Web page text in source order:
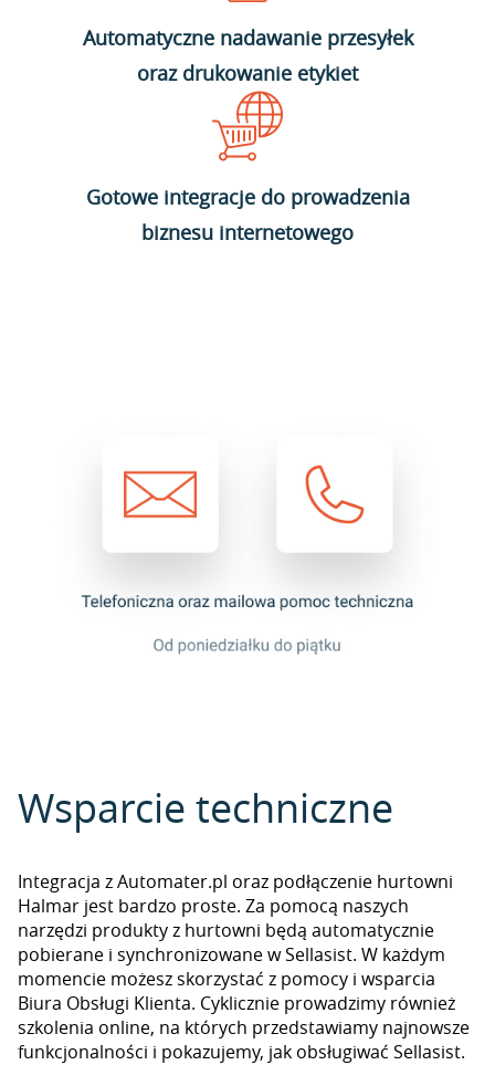
Automatyczne nadawanie przesyłek
oraz drukowanie etykiet
Gotowe integracje do prowadzenia
biznesu internetowego
Wsparcie techniczne
Integracja z Automater.pl oraz podłączenie hurtowni
Halmar jest bardzo proste. Za pomocą naszych
narzędzi produkty z hurtowni będą automatycznie
pobierane i synchronizowane w Sellasist. W każdym
momencie możesz skorzystać z pomocy i wsparcia
Biura Obsługi Klienta. Cyklicznie prowadzimy również
szkolenia online, na których przedstawiamy najnowsze
funkcjonalności i pokazujemy, jak obsługiwać Sellasist.